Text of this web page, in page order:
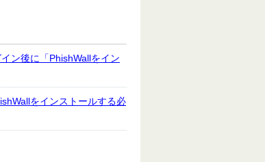
ン後に「PhishWallをイン
をインストールする必